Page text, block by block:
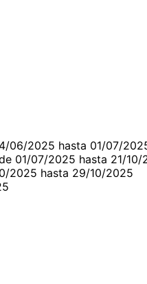
06/2025 hasta 01/07/
01/07/2025 hasta 21/10/
2025 hasta 29/10/2025